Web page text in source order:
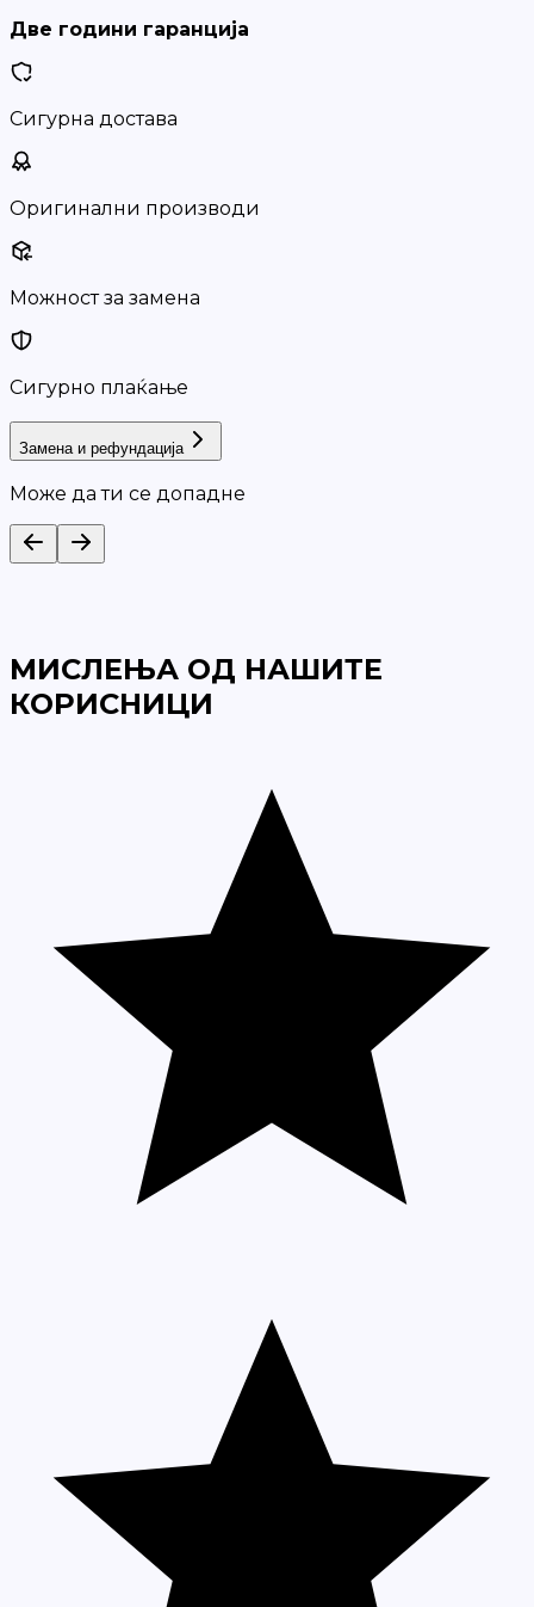
Две години гаранција
Сигурна достава
Оригинални производи
Можност за замена
Сигурно плаќање
Замена и рефундација
Може да ти се допадне
МИСЛЕЊА ОД НАШИТЕ
КОРИСНИЦИ